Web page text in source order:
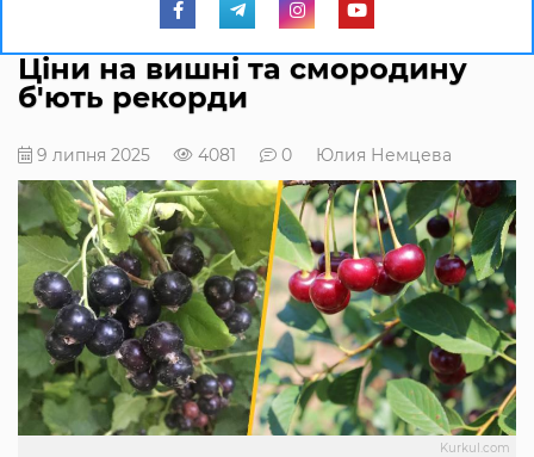
Ціни на вишні та смородину
б'ють рекорди
9 липня 2025 4081 0 Юлия Немцева
Kurkul.com